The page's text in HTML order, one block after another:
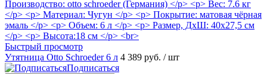
Быстрый просмотр
Утятница Otto Schroeder 6 л 4 389 руб. / шт
Подписаться